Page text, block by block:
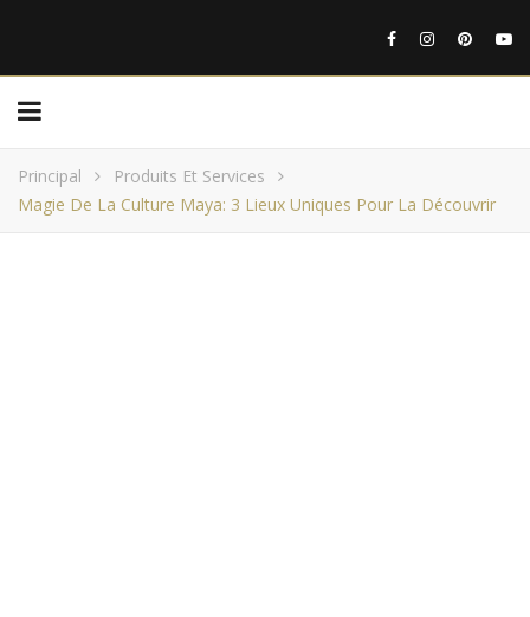
Principal
Produits Et Services
Magie De La Culture Maya: 3 Lieux Uniques Pour La Découvrir